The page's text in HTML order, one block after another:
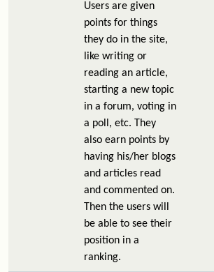
Users are given
points for things
they do in the site,
like writing or
reading an article,
starting a new topic
in a forum, voting in
a poll, etc. They
also earn points by
having his/her blogs
and articles read
and commented on.
Then the users will
be able to see their
position in a
ranking.